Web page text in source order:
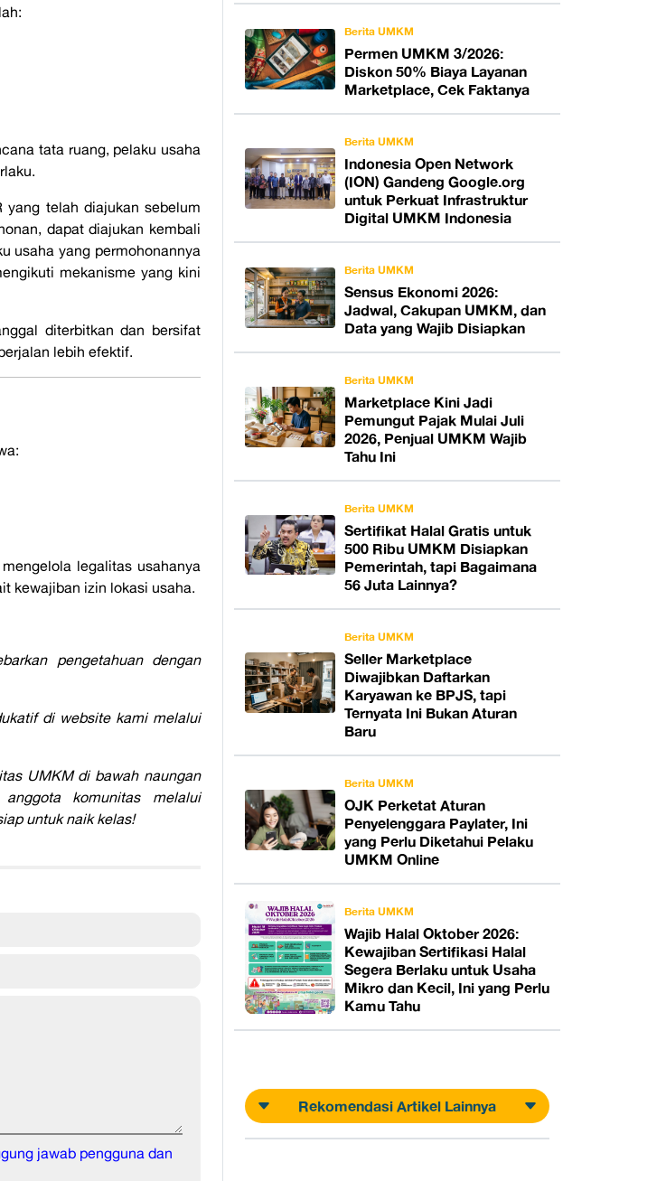
tata ruang, pelaku usaha
yang telah diajukan sebelum
dapat diajukan kembali
usaha yang permohonannya
mekanisme yang kini
diterbitkan dan bersifat
lebih efektif.
legalitas usahanya
kewajiban izin lokasi usaha.
pengetahuan dengan
di website kami melalui
UMKM di bawah naungan
komunitas melalui
untuk naik kelas!
jawab pengguna dan
Berita UMKM
Permen UMKM 3/2026:
Diskon 50% Biaya Layanan
Marketplace, Cek Faktanya
Berita UMKM
Indonesia Open Network
(ION) Gandeng Google.org
untuk Perkuat Infrastruktur
Digital UMKM Indonesia
Berita UMKM
Sensus Ekonomi 2026:
Jadwal, Cakupan UMKM, dan
Data yang Wajib Disiapkan
Berita UMKM
Marketplace Kini Jadi
Pemungut Pajak Mulai Juli
2026, Penjual UMKM Wajib
Tahu Ini
Berita UMKM
Sertifikat Halal Gratis untuk
500 Ribu UMKM Disiapkan
Pemerintah, tapi Bagaimana
56 Juta Lainnya?
Berita UMKM
Seller Marketplace
Diwajibkan Daftarkan
Karyawan ke BPJS, tapi
Ternyata Ini Bukan Aturan
Baru
Berita UMKM
OJK Perketat Aturan
Penyelenggara Paylater, Ini
yang Perlu Diketahui Pelaku
UMKM Online
Berita UMKM
Wajib Halal Oktober 2026:
Kewajiban Sertifikasi Halal
Segera Berlaku untuk Usaha
Mikro dan Kecil, Ini yang Perlu
Kamu Tahu
Rekomendasi Artikel Lainnya